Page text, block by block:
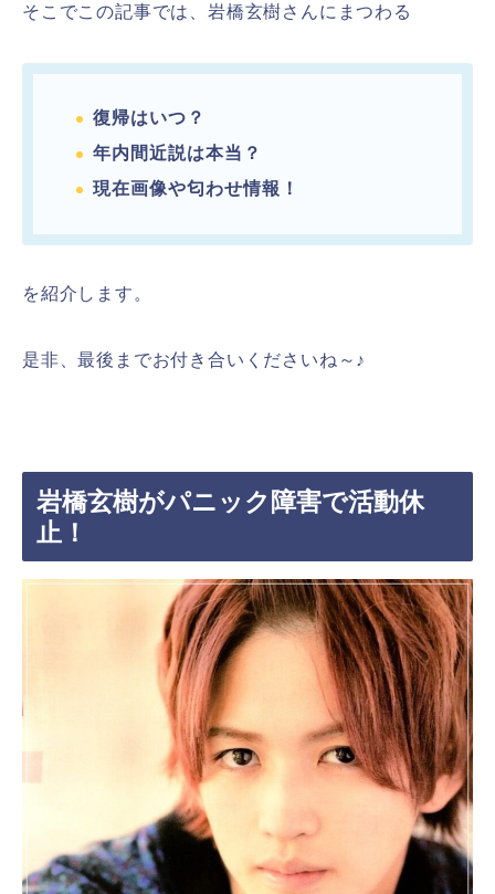
そこでこの記事では、岩橋玄樹さんにまつわる
復帰はいつ？
年内間近説は本当？
現在画像や匂わせ情報！
を紹介します。
是非、最後までお付き合いくださいね～♪
岩橋玄樹がパニック障害で活動休
止！